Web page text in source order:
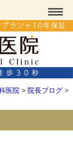
医院 > 院長ブログ >